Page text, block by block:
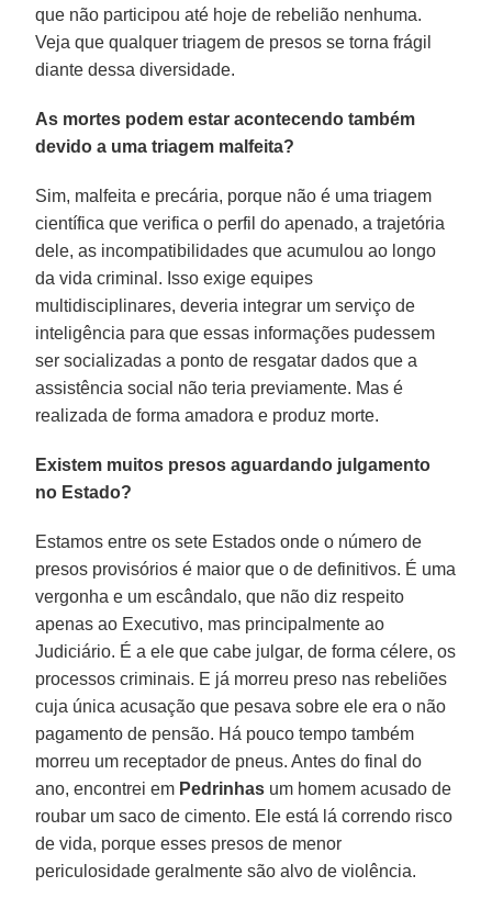
que não participou até hoje de rebelião nenhuma.
Veja que qualquer triagem de presos se torna frágil
diante dessa diversidade.
As mortes podem estar acontecendo também
devido a uma triagem malfeita?
Sim, malfeita e precária, porque não é uma triagem
científica que verifica o perfil do apenado, a trajetória
dele, as incompatibilidades que acumulou ao longo
da vida criminal. Isso exige equipes
multidisciplinares, deveria integrar um serviço de
inteligência para que essas informações pudessem
ser socializadas a ponto de resgatar dados que a
assistência social não teria previamente. Mas é
realizada de forma amadora e produz morte.
Existem muitos presos aguardando julgamento
no Estado?
Estamos entre os sete Estados onde o número de
presos provisórios é maior que o de definitivos. É uma
vergonha e um escândalo, que não diz respeito
apenas ao Executivo, mas principalmente ao
Judiciário. É a ele que cabe julgar, de forma célere, os
processos criminais. E já morreu preso nas rebeliões
cuja única acusação que pesava sobre ele era o não
pagamento de pensão. Há pouco tempo também
morreu um receptador de pneus. Antes do final do
ano, encontrei em Pedrinhas um homem acusado de
roubar um saco de cimento. Ele está lá correndo risco
de vida, porque esses presos de menor
periculosidade geralmente são alvo de violência.